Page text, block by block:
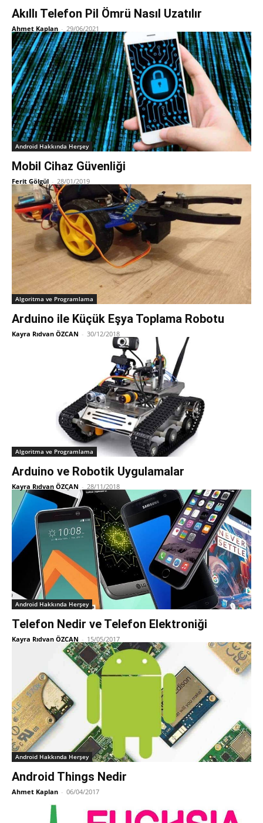
Akıllı Telefon Pil Ömrü Nasıl Uzatılır
Ahmet Kaplan - 29/06/2021
Android Hakkında Herşey
Mobil Cihaz Güvenliği
Ferit Gölgül - 28/01/2019
Algoritma ve Programlama
Arduino ile Küçük Eşya Toplama Robotu
Kayra Rıdvan ÖZCAN - 30/12/2018
Algoritma ve Programlama
Arduino ve Robotik Uygulamalar
Kayra Rıdvan ÖZCAN - 28/11/2018
Android Hakkında Herşey
Telefon Nedir ve Telefon Elektroniği
Kayra Rıdvan ÖZCAN - 15/05/2017
Android Hakkında Herşey
Android Things Nedir
Ahmet Kaplan - 06/04/2017